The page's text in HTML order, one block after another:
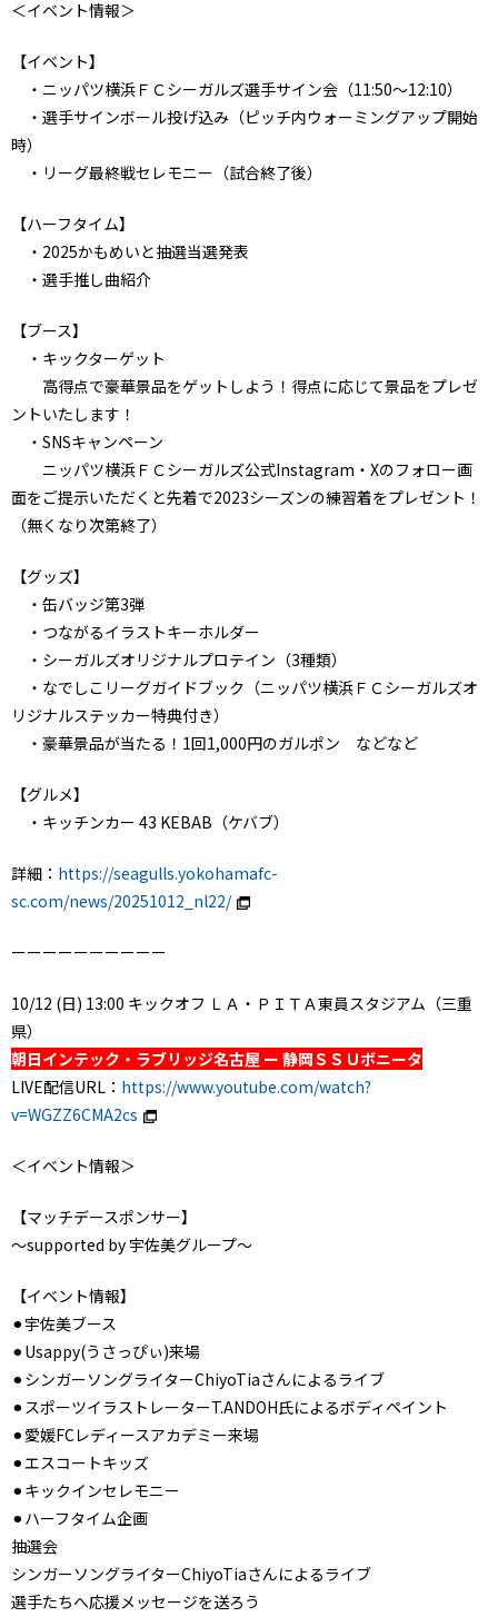
＜イベント情報＞
【イベント】
・ニッパツ横浜ＦＣシーガルズ選手サイン会（11:50～12:10）
・選手サインボール投げ込み（ピッチ内ウォーミングアップ開始
時）
・リーグ最終戦セレモニー（試合終了後）
【ハーフタイム】
・2025かもめいと抽選当選発表
・選手推し曲紹介
【ブース】
・キックターゲット
高得点で豪華景品をゲットしよう！得点に応じて景品をプレゼ
ントいたします！
・SNSキャンペーン
ニッパツ横浜ＦＣシーガルズ公式Instagram・Xのフォロー画
面をご提示いただくと先着で2023シーズンの練習着をプレゼント！
（無くなり次第終了）
【グッズ】
・缶バッジ第3弾
・つながるイラストキーホルダー
・シーガルズオリジナルプロテイン（3種類）
・なでしこリーグガイドブック（ニッパツ横浜ＦＣシーガルズオ
リジナルステッカー特典付き）
・豪華景品が当たる！1回1,000円のガルポン などなど
【グルメ】
・キッチンカー 43 KEBAB（ケバブ）
詳細： https://seagulls.yokohamafc-
sc.com/news/20251012_nl22/
ーーーーーーーーーー
10/12 (日) 13:00 キックオフ ＬＡ・ＰＩＴＡ東員スタジアム（三重
県）
朝日インテック・ラブリッジ名古屋 ー 静岡ＳＳＵボニータ
LIVE配信URL： https://www.youtube.com/watch?
v=WGZZ6CMA2cs
＜イベント情報＞
【マッチデースポンサー】
～supported by 宇佐美グループ～
【イベント情報】
⚫︎宇佐美ブース
⚫︎Usappy(うさっぴぃ)来場
⚫︎シンガーソングライターChiyoTiaさんによるライブ
⚫︎スポーツイラストレーターT.ANDOH氏によるボディペイント
⚫︎愛媛FCレディースアカデミー来場
⚫︎エスコートキッズ
⚫︎キックインセレモニー
⚫︎ハーフタイム企画
抽選会
シンガーソングライターChiyoTiaさんによるライブ
選手たちへ応援メッセージを送ろう